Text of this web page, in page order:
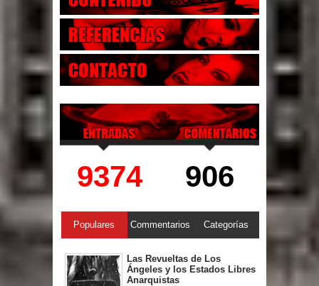
9374 906
Populares Commentarios Categorías
Las Revueltas de Los
Ángeles y los Estados Libres
Anarquistas